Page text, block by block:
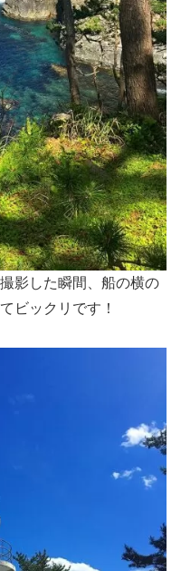
影した瞬間、船の横の
ビックリです！